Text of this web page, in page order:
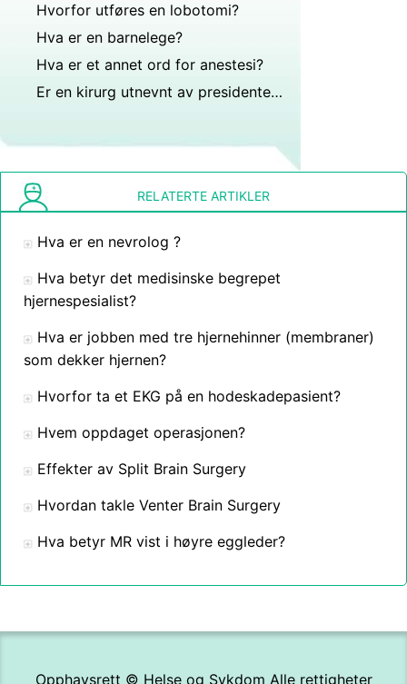
Hvorfor utføres en lobotomi?
Hva er en barnelege?
Hva er et annet ord for anestesi?
Er en kirurg utnevnt av presidenten i USA?
RELATERTE ARTIKLER
Hva er en nevrolog ?
Hva betyr det medisinske begrepet
hjernespesialist?
Hva er jobben med tre hjernehinner (membraner)
som dekker hjernen?
Hvorfor ta et EKG på en hodeskadepasient?
Hvem oppdaget operasjonen?
Effekter av Split Brain Surgery
Hvordan takle Venter Brain Surgery
Hva betyr MR vist i høyre eggleder?
Opphavsrett © Helse og Sykdom Alle rettigheter